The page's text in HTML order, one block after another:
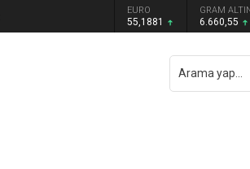
EURO
55,1881
GRAM
6.660,55